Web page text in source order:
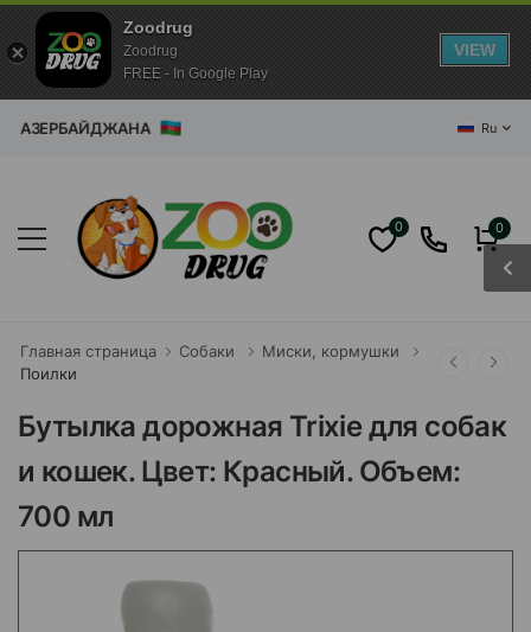
АЗЕРБАЙДЖАНА Ru
0 0
Главная страница Собаки
Миски, кормушки
Поилки
Бутылка дорожная Trixie для собак
и кошек. Цвет: Красный. Объем:
700 мл
Zoodrug
Zoodrug
FREE - In Google Play
VIEW